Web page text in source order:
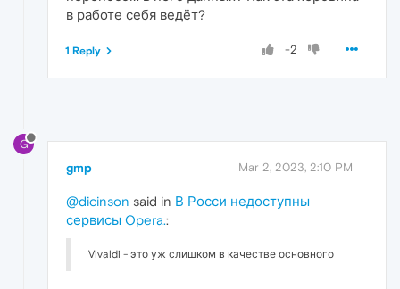
в работе себя ведёт?
-2
1 Reply
G
gmp Mar 2, 2023, 2:10 PM
@dicinson said in В Росси недоступны
сервисы Opera.:
Vivaldi - это уж слишком в качестве основного